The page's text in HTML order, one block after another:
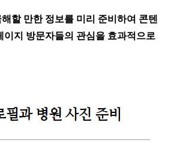
할 만한 정보를 미리 준비하여 콘텐
이지 방문자들의 관심을 효과적으로